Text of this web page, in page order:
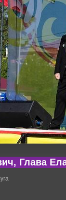
Глава